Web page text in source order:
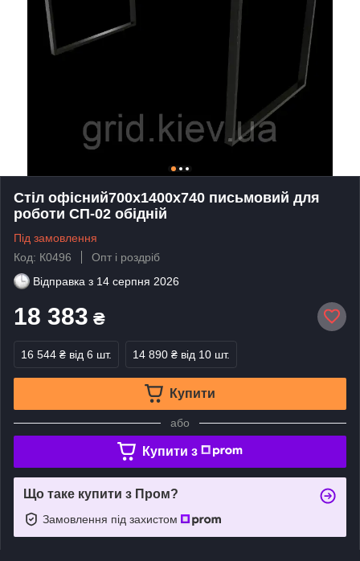
Стіл офісний700х1400х740 письмовий для
роботи СП-02 обідній
Під замовлення
Код: К0496
Опт і роздріб
Відправка з 14 серпня 2026
18 383 ₴
16 544 ₴ від 6 шт. 14 890 ₴ від 10 шт.
Купити
або
Купити з
Що таке купити з Пром?
Замовлення під захистом